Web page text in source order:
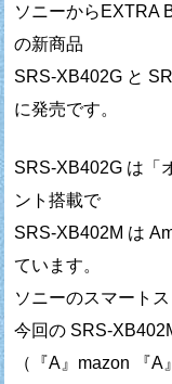
ソニーからEXTRA
の新商品
SRS-XB402G と
に発売です。
SRS-XB402G は「
ント搭載で
SRS-XB402M は
ています。
ソニーのスマート
今回の SRS-
（『A』mazon 『